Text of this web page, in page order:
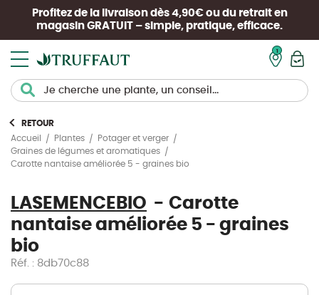
Profitez de la livraison dès 4,90€ ou du retrait en
magasin GRATUIT – simple, pratique, efficace.
RETOUR
Accueil
Plantes
Potager et verger
Graines de légumes et aromatiques
Carotte nantaise améliorée 5 - graines bio
LASEMENCEBIO
Carotte
nantaise améliorée 5 - graines
bio
Réf. : 8db70c88